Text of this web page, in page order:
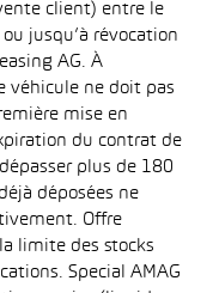
client) entre le
jusqu’à révocation
AG. À
véhicule ne doit pas
mise en
du contrat de
plus de 180
déposées ne
Offre
limite des stocks
Special AMAG